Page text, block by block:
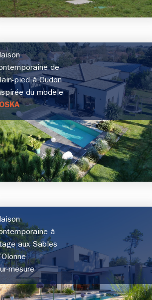
de
pied à Oudon
du modèle
à
aux Sables
mesure